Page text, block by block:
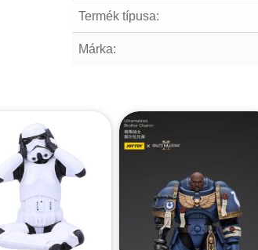
Termék típusa:
Márka: